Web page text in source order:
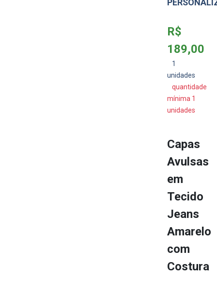
R$
189,00
1
unidades
quantidade
mínima 1
unidades
Capas
Avulsas
em
Tecido
Jeans
Amarelo
com
Costura